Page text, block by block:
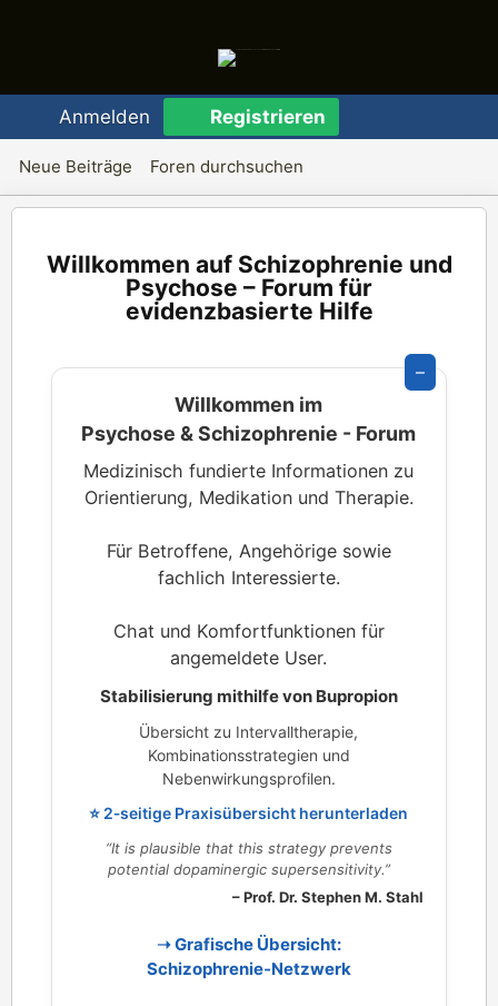
Anmelden Registrieren
Neue Beiträge Foren durchsuchen
Schizophrenie und
Psychose – Forum für
evidenzbasierte Hilfe
–
Willkommen im
Psychose & Schizophrenie - Forum
Medizinisch fundierte Informationen zu
Orientierung, Medikation und Therapie.
Für Betroffene, Angehörige sowie
fachlich Interessierte.
Chat und Komfortfunktionen für
angemeldete User.
Stabilisierung mithilfe von Bupropion
Übersicht zu Intervalltherapie,
Kombinationsstrategien und
Nebenwirkungsprofilen.
⭐ 2‑seitige Praxisübersicht herunterladen
“It is plausible that this strategy prevents
potential dopaminergic supersensitivity.”
– Prof. Dr. Stephen M. Stahl
➝ Grafische Übersicht:
Schizophrenie‑Netzwerk